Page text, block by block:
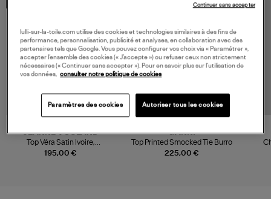
195,00 €
JEANNE VOULAND
Top Véra Satin Ivoire,
Collaboration Jeanne Vouland
225,00 €
GANNI
Top Printed Smocked Tie Burro
lulli-sur-la-toile.com utilise des cookies et technologies similaires à des fins de
performance, personnalisation, publicité et analyses, en collaboration avec des
partenaires tels que Google. Vous pouvez configurer vos choix via « Paramétrer »,
accepter l’ensemble des cookies (« J’accepte ») ou refuser ceux non strictement
nécessaires (« Continuer sans accepter »). Pour en savoir plus sur l’utilisation de
vos données,
consulter notre politique de cookies
Paramètres des cookies Autoriser tous les cookies
Continuer sans accepter